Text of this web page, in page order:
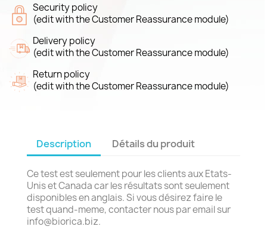
Security policy
(edit with the Customer Reassurance module)
Delivery policy
(edit with the Customer Reassurance module)
Return policy
(edit with the Customer Reassurance module)
Description Détails du produit
Ce test est seulement pour les clients aux Etats-
Unis et Canada car les résultats sont seulement
disponibles en anglais. Si vous désirez faire le
test quand-meme, contacter nous par email sur
info@biorica.biz.